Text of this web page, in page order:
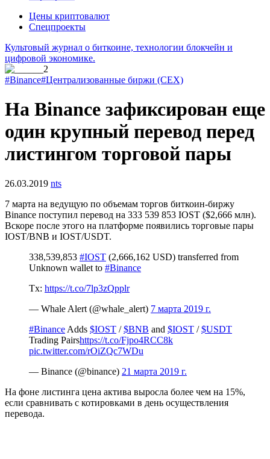
Цены криптовалют
Спецпроекты
Культовый журнал о биткоине, технологии блокчейн и
цифровой экономике.
#Binance#Централизованные биржи (CEX)
На Binance зафиксирован еще
один крупный перевод перед
листингом торговой пары
26.03.2019 nts
7 марта на ведущую по объемам торгов биткоин-биржу
Binance поступил перевод на 333 539 853 IOST ($2,666 млн).
Вскоре после этого на платформе появились торговые пары
IOST/BNB и IOST/USDT.
338,539,853 #IOST (2,666,162 USD) transferred from
Unknown wallet to #Binance
Tx: https://t.co/7lp3zQpplr
— Whale Alert (@whale_alert) 7 марта 2019 г.
#Binance Adds $IOST /$BNB and $IOST /$USDT
Trading Pairshttps://t.co/Fjpo4RCC8k
pic.twitter.com/rOiZQc7WDu
— Binance (@binance) 21 марта 2019 г.
На фоне листинга цена актива выросла более чем на 15%,
если сравнивать с котировками в день осуществления
перевода.